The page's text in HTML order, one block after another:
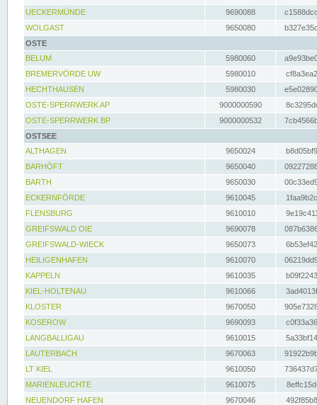
UECKERMÜNDE
9690088
WOLGAST
9650080
OSTE
BELUM
5980060
BREMERVÖRDE UW
5980010
HECHTHAUSEN
5980030
OSTE-SPERRWERK AP
9000000590
OSTE-SPERRWERK BP
9000000532
OSTSEE
ALTHAGEN
9650024
BARHÖFT
9650040
BARTH
9650030
ECKERNFÖRDE
9610045
FLENSBURG
9610010
GREIFSWALD OIE
9690078
GREIFSWALD-WIECK
9650073
HEILIGENHAFEN
9610070
KAPPELN
9610035
KIEL-HOLTENAU
9610066
KLOSTER
9670050
KOSEROW
9690093
LANGBALLIGAU
9610015
LAUTERBACH
9670063
LT KIEL
9610050
MARIENLEUCHTE
9610075
NEUENDORF HAFEN
9670046